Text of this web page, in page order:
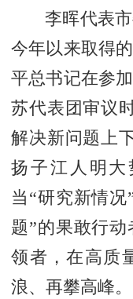
李晖代表
今年以来取得
平总书记在参
苏代表团审议
解决新问题上
扬子江人明
当“研究新情
题”的果敢行动
领者，在高质
浪、再攀高峰。